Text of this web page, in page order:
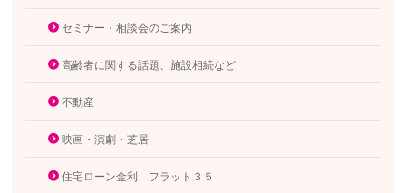
セミナー・相談会のご案内
高齢者に関する話題、施設相続など
不動産
映画・演劇・芝居
住宅ローン金利 フラット３５